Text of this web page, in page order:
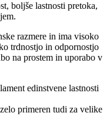
boljše lastnosti pretoka,
razmere in ima visoko
trdnostjo in odpornostjo
na prostem in uporabo v
edinstvene lastnosti
primeren tudi za velike